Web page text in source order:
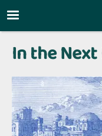
Skip to main content
In the